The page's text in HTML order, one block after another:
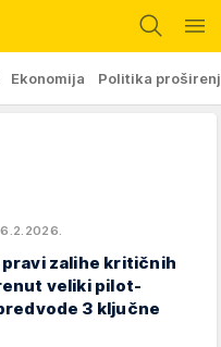
Ekonomija Politika
6.2.2026.
pravi zalihe kritičnih
veliki pilot-
3 ključne